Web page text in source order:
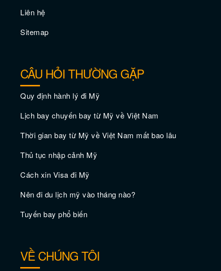
Kỳ nghỉ gia đình ở Las Vegas: Hướng
dẫn chi tiết để có một kỳ nghỉ đáng trân
Liên hệ
Sitemap
CÂU HỎI THƯỜNG GẶP
Quy định hành lý đi Mỹ
Lịch bay chuyến bay từ Mỹ về Việt Nam
Thời gian bay từ Mỹ về Việt Nam mất bao lâu
Thủ tục nhập cảnh Mỹ
Cách xin Visa đi Mỹ
Nên đi du lịch mỹ vào tháng nào?
Tuyến bay phổ biến
VỀ CHÚNG TÔI